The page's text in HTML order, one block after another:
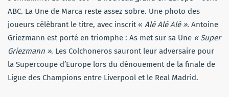
ABC. La Une de Marca reste assez sobre. Une photo des
joueurs célébrant le titre, avec inscrit « Alé Alé Alé ». Antoine
Griezmann est porté en triomphe : As met sur sa Une « Super
Griezmann ». Les Colchoneros sauront leur adversaire pour
la Supercoupe d’Europe lors du dénouement de la finale de
Ligue des Champions entre Liverpool et le Real Madrid.